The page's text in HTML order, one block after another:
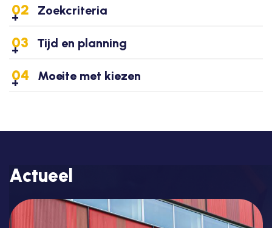
02 Zoekcriteria
03 Tijd en planning
04 Moeite met kiezen
Actueel